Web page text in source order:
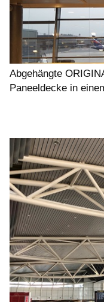
Abgehängte
Paneeldecke in